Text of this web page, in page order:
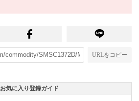
URLをコピー
お気に入り登録ガイド